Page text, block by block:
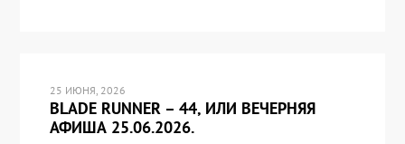
25 ИЮНЯ, 2026
BLADE RUNNER – 44, ИЛИ ВЕЧЕРНЯЯ
АФИША 25.06.2026.